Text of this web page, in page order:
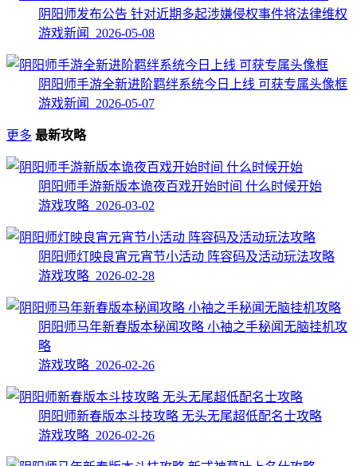
阴阳师发布公告 针对近期多起涉嫌侵权事件将法律维权
游戏新闻 2026-05-08
阴阳师手游全新进阶羁绊系统今日上线 可获专属头像框
游戏新闻 2026-05-07
更多 最新攻略
阴阳师手游新版本诡夜百戏开始时间 什么时候开始
游戏攻略 2026-03-02
阴阳师灯映良宵元宵节小活动 阵容码及活动玩法攻略
游戏攻略 2026-02-28
阴阳师马年新春版本秘闻攻略 小袖之手秘闻无脑挂机攻
略
游戏攻略 2026-02-26
阴阳师新春版本斗技攻略 无头无尾超低配名士攻略
游戏攻略 2026-02-26